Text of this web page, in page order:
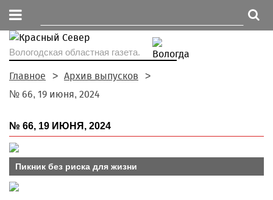
Вологодская областная газета.
Главное
Архив выпусков
№ 66, 19 июня, 2024
№ 66, 19 ИЮНЯ, 2024
Пикник без риска для жизни